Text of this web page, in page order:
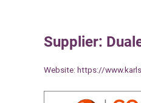
Supplier:
Website: https://